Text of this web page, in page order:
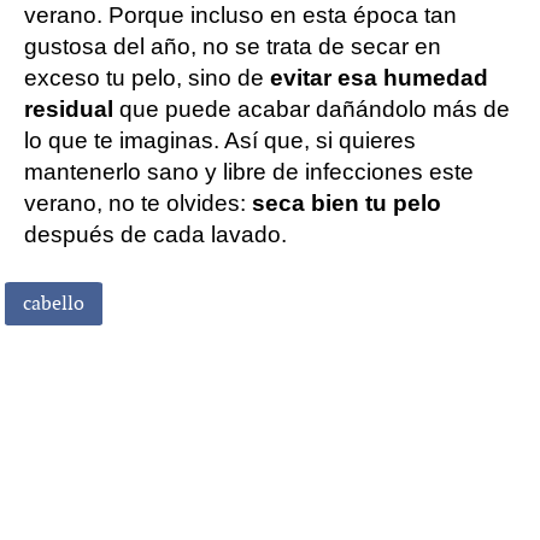
verano. Porque incluso en esta época tan
gustosa del año, no se trata de secar en
exceso tu pelo, sino de evitar esa humedad
residual que puede acabar dañándolo más de
lo que te imaginas. Así que, si quieres
mantenerlo sano y libre de infecciones este
verano, no te olvides: seca bien tu pelo
después de cada lavado.
cabello